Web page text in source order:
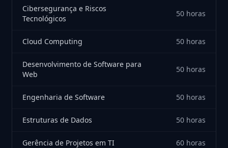
Cibersegurança e Riscos
Tecnológicos
50 horas
Cloud Computing 50 horas
Desenvolvimento de Software para
Web
50 horas
Engenharia de Software 50 horas
Estruturas de Dados 50 horas
Gerência de Projetos em TI 60 horas